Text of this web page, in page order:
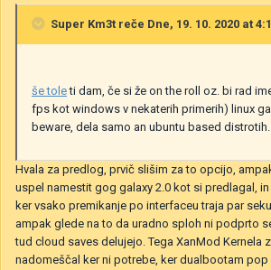
Super Km3t reče Dne, 19. 10. 2020 at
še toleti dam, če si že on the roll oz. bi rad
fps kot windows v nekaterih primerih) linux
beware, dela samo an ubuntu based distrotih.
Hvala za predlog, prvič slišim za to opcijo,
uspel namestit gog galaxy 2.0 kot si predlagal,
ker vsako premikanje po interfaceu traja par
ampak glede na to da uradno sploh ni podprto
tud cloud saves delujejo. Tega XanMod Kernela
nadomeščal ker ni potrebe, ker dualbootam